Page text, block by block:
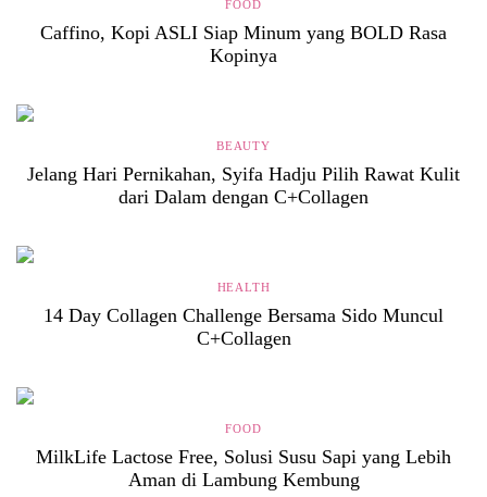
FOOD
Caffino, Kopi ASLI Siap Minum yang BOLD Rasa
Kopinya
BEAUTY
Jelang Hari Pernikahan, Syifa Hadju Pilih Rawat Kulit
dari Dalam dengan C+Collagen
HEALTH
14 Day Collagen Challenge Bersama Sido Muncul
C+Collagen
FOOD
MilkLife Lactose Free, Solusi Susu Sapi yang Lebih
Aman di Lambung Kembung